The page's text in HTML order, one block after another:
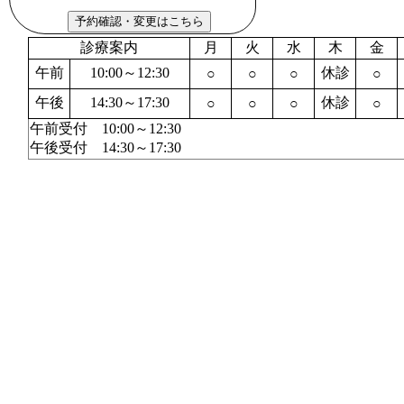
診療案内 月 火 水 木 金
午前
10:00～12:30 ○ ○ ○ 休診 ○
午後
14:30～17:30 ○ ○ ○ 休診 ○
午前受付 10:00～12:30
午後受付 14:30～17:30